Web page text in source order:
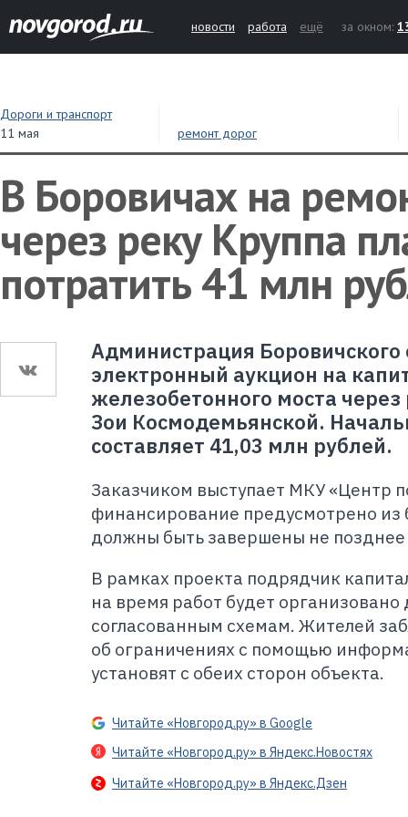
новости работа ещё за окном:
Дороги и транспорт
11 мая
ремонт дорог
В Боровичах на
через реку Круппа
потратить 41 млн
Администрация Боровичского
электронный аукцион на
железобетонного моста
Зои Космодемьянской.
составляет 41,03 млн рублей.
Заказчиком выступает МКУ «Центр
финансирование предусмотрено
должны быть завершены не позднее
В рамках проекта подрядчик
на время работ будет
согласованным схемам. Жителей
об ограничениях с помощью
установят с обеих сторон объекта.
Читайте «Новгород.ру» в Google
Читайте «Новгород.ру» в Яндекс.Новостях
Читайте «Новгород.ру» в Яндекс.Дзен